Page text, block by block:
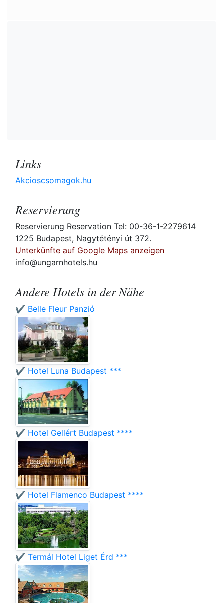
Links
Akcioscsomagok.hu
Reservierung
Reservierung Reservation Tel: 00-36-1-2279614
1225 Budapest, Nagytétényi út 372.
Unterkünfte auf Google Maps anzeigen
info@ungarnhotels.hu
Andere Hotels in der Nähe
✔️ Belle Fleur Panzió
✔️ Hotel Luna Budapest ***
✔️ Hotel Gellért Budapest ****
✔️ Hotel Flamenco Budapest ****
✔️ Termál Hotel Liget Érd ***